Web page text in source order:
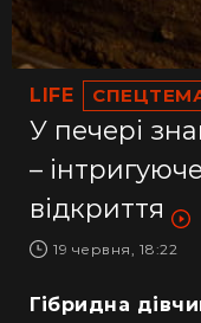
LIFE
У печері
–
відкриття
19 червня, 18:22
Гібридна